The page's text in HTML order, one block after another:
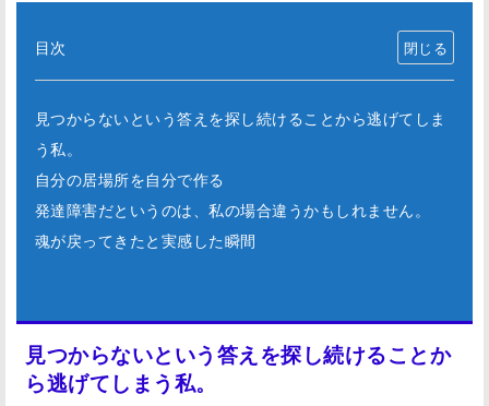
目次
見つからないという答えを探し続けることから逃げてしま
う私。
自分の居場所を自分で作る
発達障害だというのは、私の場合違うかもしれません。
魂が戻ってきたと実感した瞬間
見つからないという答えを探し続けることか
ら逃げてしまう私。